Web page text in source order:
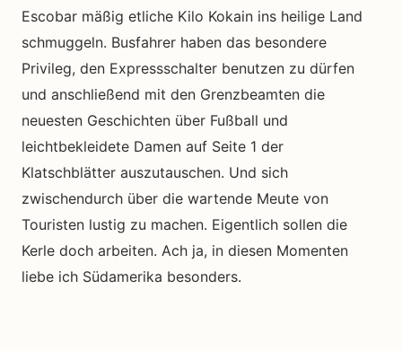
Escobar mäßig etliche Kilo Kokain ins heilige Land
schmuggeln. Busfahrer haben das besondere
Privileg, den Expressschalter benutzen zu dürfen
und anschließend mit den Grenzbeamten die
neuesten Geschichten über Fußball und
leichtbekleidete Damen auf Seite 1 der
Klatschblätter auszutauschen. Und sich
zwischendurch über die wartende Meute von
Touristen lustig zu machen. Eigentlich sollen die
Kerle doch arbeiten. Ach ja, in diesen Momenten
liebe ich Südamerika besonders.